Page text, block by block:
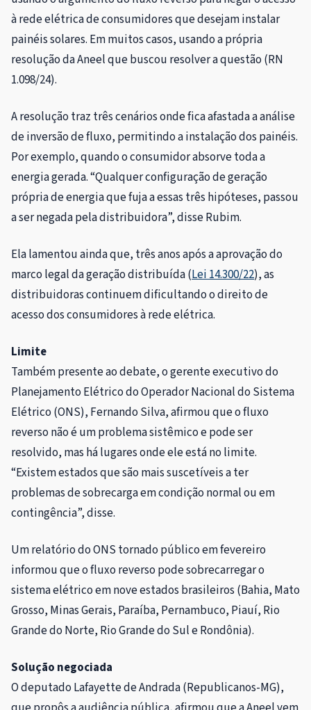
à rede elétrica de consumidores que desejam instalar
painéis solares. Em muitos casos, usando a própria
resolução da Aneel que buscou resolver a questão (RN
1.098/24).
A resolução traz três cenários onde fica afastada a análise
de inversão de fluxo, permitindo a instalação dos painéis.
Por exemplo, quando o consumidor absorve toda a
energia gerada. “Qualquer configuração de geração
própria de energia que fuja a essas três hipóteses, passou
a ser negada pela distribuidora”, disse Rubim.
Ela lamentou ainda que, três anos após a aprovação do
marco legal da geração distribuída (Lei 14.300/22), as
distribuidoras continuem dificultando o direito de
acesso dos consumidores à rede elétrica.
Limite
Também presente ao debate, o gerente executivo do
Planejamento Elétrico do Operador Nacional do Sistema
Elétrico (ONS), Fernando Silva, afirmou que o fluxo
reverso não é um problema sistêmico e pode ser
resolvido, mas há lugares onde ele está no limite.
“Existem estados que são mais suscetíveis a ter
problemas de sobrecarga em condição normal ou em
contingência”, disse.
Um relatório do ONS tornado público em fevereiro
informou que o fluxo reverso pode sobrecarregar o
sistema elétrico em nove estados brasileiros (Bahia, Mato
Grosso, Minas Gerais, Paraíba, Pernambuco, Piauí, Rio
Grande do Norte, Rio Grande do Sul e Rondônia).
Solução negociada
O deputado Lafayette de Andrada (Republicanos-MG),